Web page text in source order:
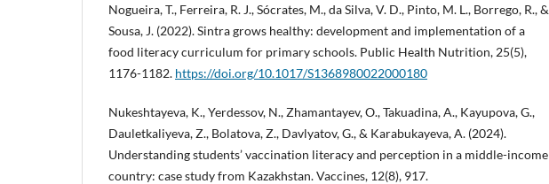
Nogueira, T., Ferreira, R. J., Sócrates, M., da Silva, V. D., Pinto, M. L., Borrego, R., &
Sousa, J. (2022). Sintra grows healthy: development and implementation of a
food literacy curriculum for primary schools. Public Health Nutrition, 25(5),
1176-1182. https://doi.org/10.1017/S1368980022000180
Nukeshtayeva, K., Yerdessov, N., Zhamantayev, O., Takuadina, A., Kayupova, G.,
Dauletkaliyeva, Z., Bolatova, Z., Davlyatov, G., & Karabukayeva, A. (2024).
Understanding students’ vaccination literacy and perception in a middle-income
country: case study from Kazakhstan. Vaccines, 12(8), 917.